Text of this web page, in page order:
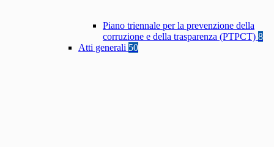
Piano triennale per la prevenzione della
corruzione e della trasparenza (PTPCT) 8
Atti generali 50